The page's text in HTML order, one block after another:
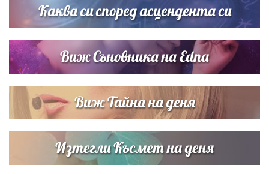
Каква си според асцендента си
Виж Съновника на Edna
Виж Тайна на деня
Изтегли Късмет на деня